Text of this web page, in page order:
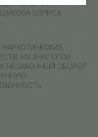
ДЕЯТЕЛЬНОСТИ
БОРИСА
НАРКОТИЧЕСКИХ
ИХ АНАЛОГОВ
НЕЗАКОННЫЙ ОБОРОТ